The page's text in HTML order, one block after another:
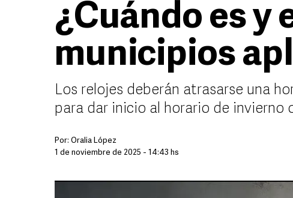
¿Cuándo es y
municipios
Los relojes deberán atrasarse una
para dar inicio al horario de invierno
Por: Oralia López
1 de noviembre de 2025 - 14:43 hs